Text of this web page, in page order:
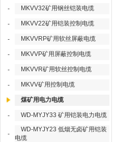
- MKVV32矿用钢丝铠装电缆
- MKVV22矿用铠装控制电缆
- MKVVRP矿用软丝屏蔽电缆
- MKVVP矿用屏蔽控制电缆
- MKVVR矿用软丝控制电缆
- MKVV矿用控制电缆
煤矿用电力电缆
- WD-MYJY33 矿用铠装电力电缆
-
WD-MYJY23 低烟无卤矿用铠装
电缆